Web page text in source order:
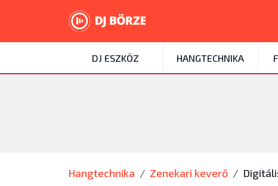
DJ ESZKÖZ HANGTECHNIKA
Hangtechnika Zenekari keverő